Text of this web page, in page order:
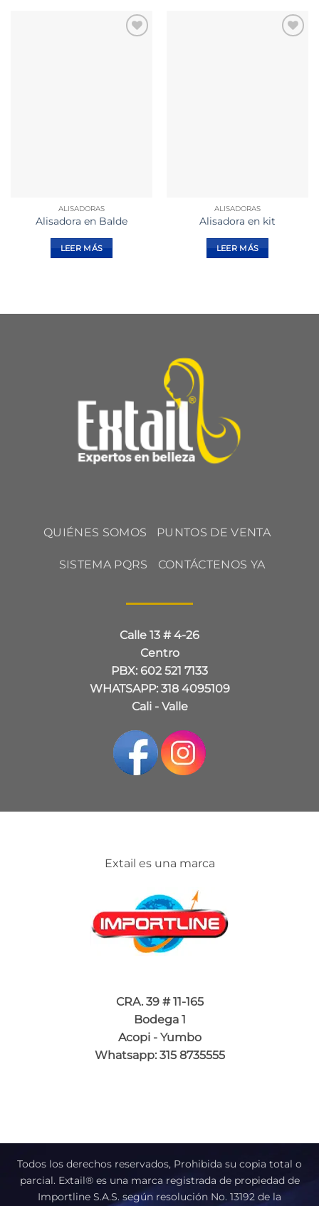
ALISADORAS
Alisadora en Balde
LEER MÁS
ALISADORAS
Alisadora en kit
LEER MÁS
QUIÉNES SOMOS PUNTOS DE VENTA
SISTEMA PQRS CONTÁCTENOS YA
Calle 13 # 4-26
Centro
PBX: 602 521 7133
WHATSAPP: 318 4095109
Cali - Valle
Extail es una marca
CRA. 39 # 11-165
Bodega 1
Acopi - Yumbo
Whatsapp: 315 8735555
Todos los derechos reservados, Prohibida su copia total o
parcial. Extail® es una marca registrada de propiedad de
Importline S.A.S. según resolución No. 13192 de la